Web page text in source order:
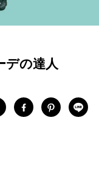
デの達人